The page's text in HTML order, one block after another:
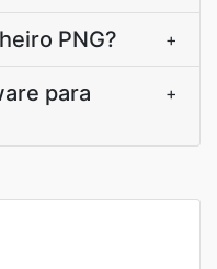
PNG? +
para
+